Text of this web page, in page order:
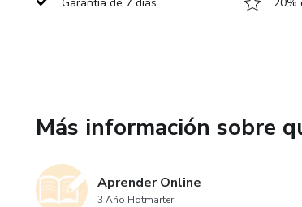
Más información sobre
Aprender Online
3 Año Hotmarter